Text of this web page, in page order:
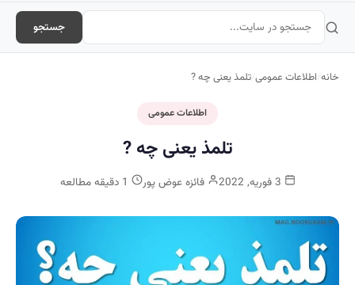
جستجو
خانه/اطلاعات عمومی/تلمذ یعنی چه ?
اطلاعات عمومی
تلمذ یعنی چه ?
فائزه عوض پور